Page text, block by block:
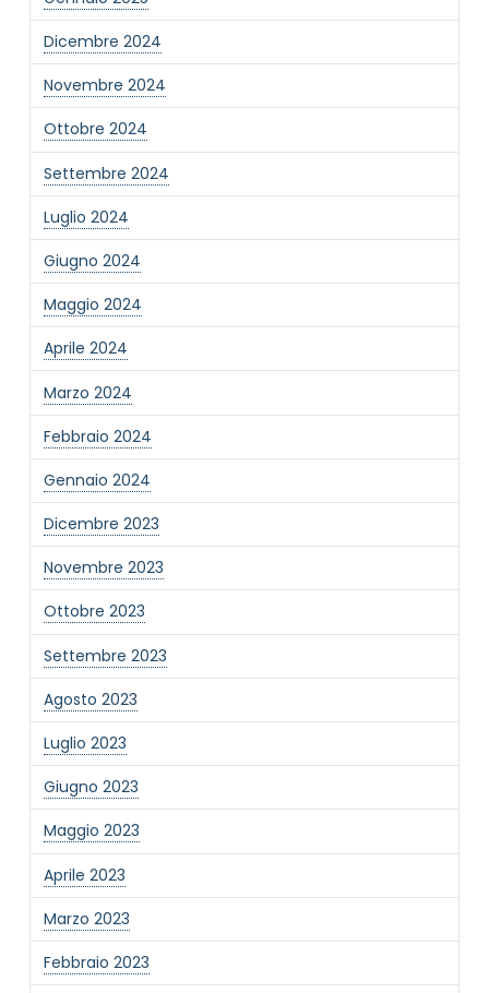
Dicembre 2024
Novembre 2024
Ottobre 2024
Settembre 2024
Luglio 2024
Giugno 2024
Maggio 2024
Aprile 2024
Marzo 2024
Febbraio 2024
Gennaio 2024
Dicembre 2023
Novembre 2023
Ottobre 2023
Settembre 2023
Agosto 2023
Luglio 2023
Giugno 2023
Maggio 2023
Aprile 2023
Marzo 2023
Febbraio 2023